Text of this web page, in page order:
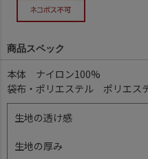
商品スペック
本体 ナイロン100%
袋布・ポリエステル ポリエス
生地の透け感
生地の厚み